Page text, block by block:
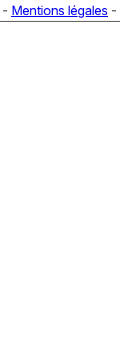
- Mentions légales -